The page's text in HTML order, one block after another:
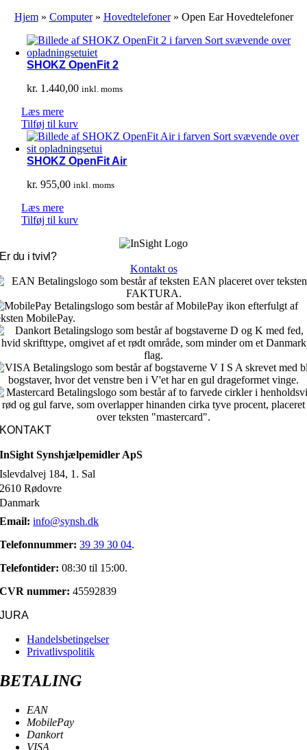
Hjem» Computer» Hovedtelefoner» Open Ear Hovedtelefoner
SHOKZ OpenFit 2
kr. 1.440,00 inkl. moms
Læs mere
Tilføj til kurv
SHOKZ OpenFit Air
kr. 955,00 inkl. moms
Læs mere
Tilføj til kurv
Er du i tvivl?
Kontakt os
KONTAKT
InSight Synshjælpemidler ApS
Islevdalvej 184, 1. Sal
2610 Rødovre
Danmark
Email: info@synsh.dk
Telefonnummer: 39 39 30 04.
Telefontider: 08:30 til 15:00.
CVR nummer: 45592839
JURA
Handelsbetingelser
Privatlivspolitik
BETALING
EAN
MobilePay
Dankort
VISA